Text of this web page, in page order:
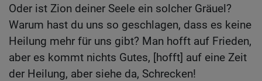
Oder ist Zion deiner Seele ein solcher Gräuel?
Warum hast du uns so geschlagen, dass es keine
Heilung mehr für uns gibt? Man hofft auf Frieden,
aber es kommt nichts Gutes, [hofft] auf eine Zeit
der Heilung, aber siehe da, Schrecken!